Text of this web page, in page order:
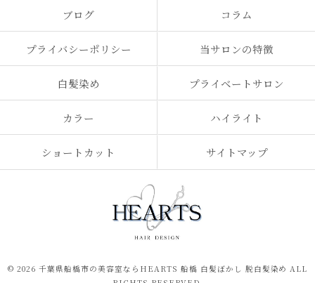
ブログ コラム
プライバシーポリシー 当サロンの特徴
白髪染め プライベートサロン
カラー ハイライト
ショートカット サイトマップ
© 2026 千葉県船橋市の美容室ならHEARTS 船橋 白髪ぼかし 脱白髪染め ALL